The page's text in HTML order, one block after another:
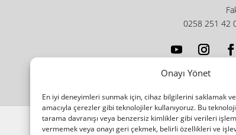
Onayı Yönet
En iyi deneyimleri sunmak için, cihaz bilgilerini saklamak
amacıyla çerezler gibi teknolojiler kullanıyoruz. Bu
tarama davranışı veya benzersiz kimlikler gibi verileri
vermemek veya onayı geri çekmek, belirli özellikleri ve
0258 251 42